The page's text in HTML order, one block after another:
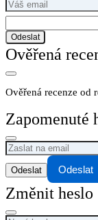
Odeslat
Ověřená
Ověřená recenze od
Zapomenuté
Odeslat
Změnit heslo